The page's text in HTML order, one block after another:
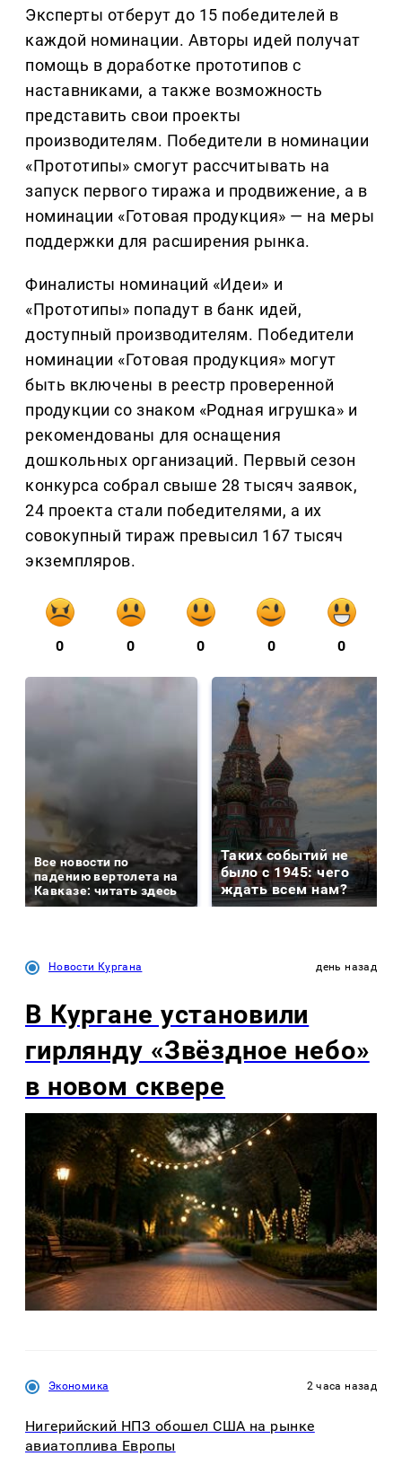
Эксперты отберут до 15 победителей в
каждой номинации. Авторы идей получат
помощь в доработке прототипов с
наставниками, а также возможность
представить свои проекты
производителям. Победители в номинации
«Прототипы» смогут рассчитывать на
запуск первого тиража и продвижение, а в
номинации «Готовая продукция» — на меры
поддержки для расширения рынка.
Финалисты номинаций «Идеи» и
«Прототипы» попадут в банк идей,
доступный производителям. Победители
номинации «Готовая продукция» могут
быть включены в реестр проверенной
продукции со знаком «Родная игрушка» и
рекомендованы для оснащения
дошкольных организаций. Первый сезон
конкурса собрал свыше 28 тысяч заявок,
24 проекта стали победителями, а их
совокупный тираж превысил 167 тысяч
экземпляров.
0 0 0 0 0
Все новости по
падению вертолета на
Кавказе: читать здесь
Таких событий не
было с 1945: чего
ждать всем нам?
Новости Кургана день назад
В Кургане установили
гирлянду «Звёздное небо»
в новом сквере
Экономика 2 часа назад
Нигерийский НПЗ обошел США на рынке
авиатоплива Европы